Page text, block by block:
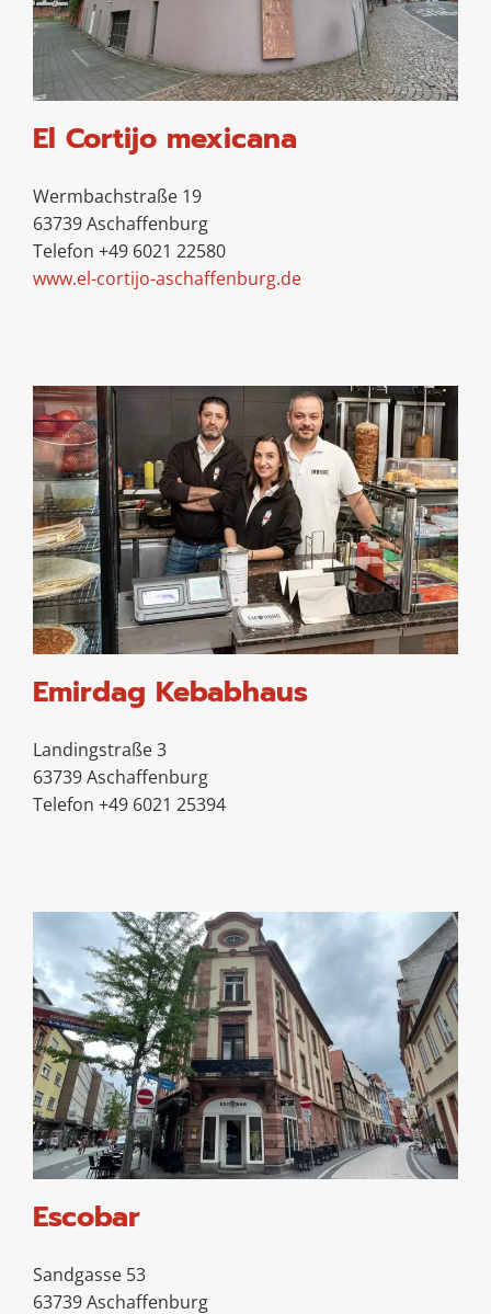
El Cortijo mexicana
Wermbachstraße 19
63739 Aschaffenburg
Telefon +49 6021 22580
www.el-cortijo-aschaffenburg.de
Emirdag Kebabhaus
Landingstraße 3
63739 Aschaffenburg
Telefon +49 6021 25394
Escobar
Sandgasse 53
63739 Aschaffenburg